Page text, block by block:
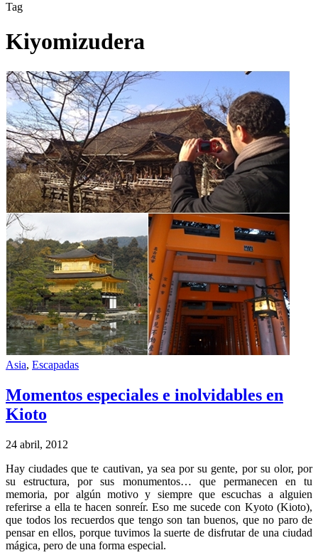
Tag
Kiyomizudera
Asia, Escapadas
Momentos especiales e inolvidables en
Kioto
24 abril, 2012
Hay ciudades que te cautivan, ya sea por su gente, por su olor, por
su estructura, por sus monumentos… que permanecen en tu
memoria, por algún motivo y siempre que escuchas a alguien
referirse a ella te hacen sonreír. Eso me sucede con Kyoto (Kioto),
que todos los recuerdos que tengo son tan buenos, que no paro de
pensar en ellos, porque tuvimos la suerte de disfrutar de una ciudad
mágica, pero de una forma especial.